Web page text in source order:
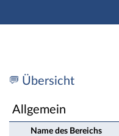
Fachbereich: FB4
Übersicht
Allgemein
Name des Bereichs